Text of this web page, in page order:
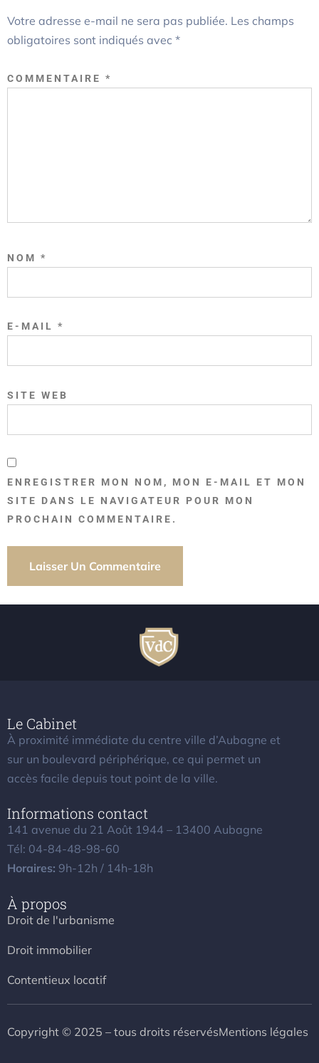
Votre adresse e-mail ne sera pas publiée. Les champs
obligatoires sont indiqués avec *
COMMENTAIRE *
NOM *
E-MAIL *
SITE WEB
ENREGISTRER MON NOM, MON E-MAIL ET MON
SITE DANS LE NAVIGATEUR POUR MON
PROCHAIN COMMENTAIRE.
Le Cabinet
À proximité immédiate du centre ville d’Aubagne et
sur un boulevard périphérique, ce qui permet un
accès facile depuis tout point de la ville.
Informations contact
141 avenue du 21 Août 1944 – 13400 Aubagne
Tél: 04-84-48-98-60
Horaires: 9h-12h / 14h-18h
À propos
Droit de l'urbanisme
Droit immobilier
Contentieux locatif
Copyright © 2025 – tous droits réservésMentions légales